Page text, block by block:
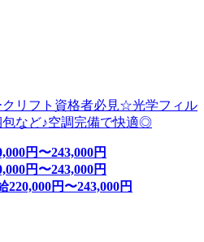
クリフト資格者必見☆光学フィル
包など♪空調完備で快適◎
円〜243,000円
円〜243,000円
220,000円〜243,000円